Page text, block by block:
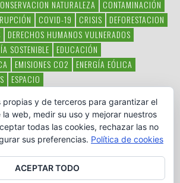
NATURALEZA
CONTAMINACIÓN
COVID-19 CRISIS
DEFORESTACION
DERECHOS HUMANOS VULNERADOS
SOSTENIBLE
EDUCACIÓN
EMISIONES CO2
ENERGÍA EÓLICA
ESPACIO
MEDIO AMBIENTE
MÉXICO
ONGS PAZ POBREZA POESÍA
POLITICA
RSC RSE
SOBERANÍA ALIMENTARIA
TECNOLOGÍA VERTIDO PETROLEO
propias y de terceros para garantizar el
web, medir su uso y mejorar nuestros
todas las cookies, rechazar las no
sus preferencias. Política de cookies
ACEPTAR TODO